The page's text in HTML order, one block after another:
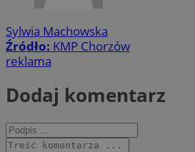
Sylwia Machowska
Źródło: KMP Chorzów
reklama
Dodaj komentarz